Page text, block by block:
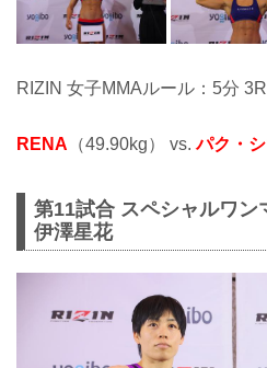
RIZIN 女子MMAルール：5分
RENA （49.90kg） vs.パク・
第11試合 スペシャルワン
伊澤星花